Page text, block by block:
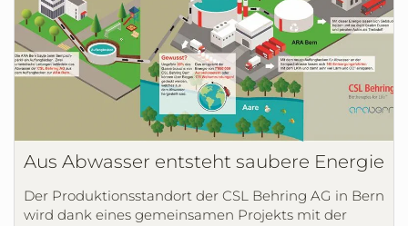
Aus Abwasser entsteht saubere Energie
Der Produktionsstandort der CSL Behring AG in Bern
wird dank eines gemeinsamen Projekts mit der